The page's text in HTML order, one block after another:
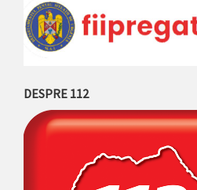
DESPRE 112